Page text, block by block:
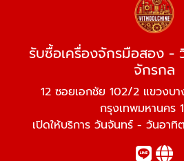
รับซื้อเครื่องจักรมือสอง -
จักรกล
12 ซอยเอกชัย 102/2 แขวงบ
กรุงเทพมหานคร
เปิดให้บริการ วันจันทร์ - วันอา